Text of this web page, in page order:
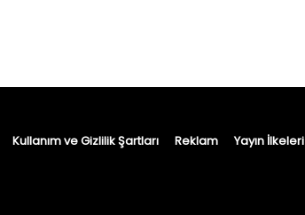
Kullanım ve Gizlilik Şartları Reklam Yayın İlkeleri